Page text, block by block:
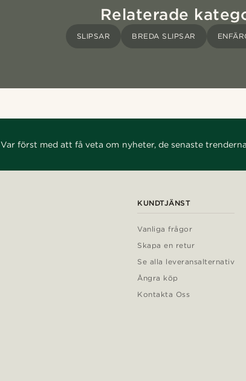
Relaterade
SLIPSAR BREDA SLIPSAR
Var först med att få veta om nyheter, de senaste
KUNDTJÄNST
Vanliga frågor
Skapa en retur
Se alla leveransalternativ
Ångra köp
Kontakta Oss